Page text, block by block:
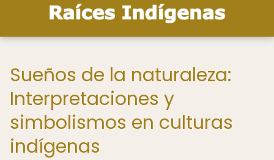
Sueños de la naturaleza:
Interpretaciones y
simbolismos en culturas
indígenas